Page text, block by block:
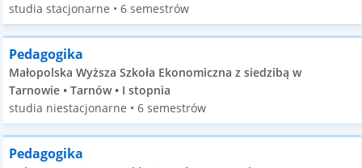
studia stacjonarne • 6 semestrów
Pedagogika
Małopolska Wyższa Szkoła Ekonomiczna z siedzibą w
Tarnowie • Tarnów • I stopnia
studia niestacjonarne • 6 semestrów
Pedagogika